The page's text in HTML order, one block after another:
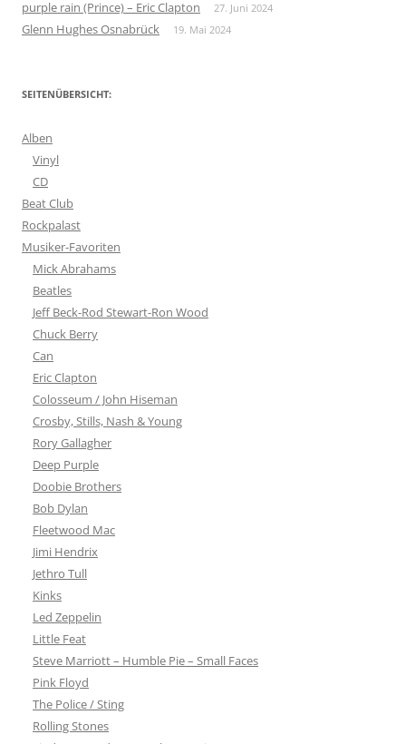
purple rain (Prince) – Eric Clapton 27. Juni 2024
Glenn Hughes Osnabrück 19. Mai 2024
SEITENÜBERSICHT:
Alben
Vinyl
CD
Beat Club
Rockpalast
Musiker-Favoriten
Mick Abrahams
Beatles
Jeff Beck-Rod Stewart-Ron Wood
Chuck Berry
Can
Eric Clapton
Colosseum / John Hiseman
Crosby, Stills, Nash & Young
Rory Gallagher
Deep Purple
Doobie Brothers
Bob Dylan
Fleetwood Mac
Jimi Hendrix
Jethro Tull
Kinks
Led Zeppelin
Little Feat
Steve Marriott – Humble Pie – Small Faces
Pink Floyd
The Police / Sting
Rolling Stones